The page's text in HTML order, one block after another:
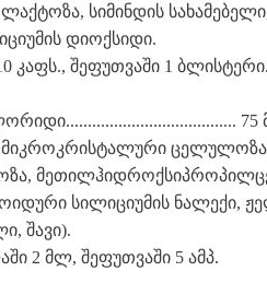
სიმინდის
დიოქსიდი.
კაფს., შეფუთვაში 1
75
მიკროკრისტალური ცელულოზა
სილიციუმის ნალექი,
შავი).
2 მლ, შეფუთვაში 5 ამპ.